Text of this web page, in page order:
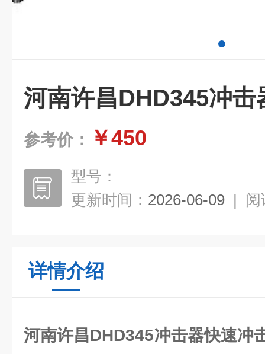
河南许昌DHD345冲击
参考价： ￥450
型号：
更新时间： 2026-06-09 | 阅
详情介绍
河南许昌DHD345冲击器快速冲